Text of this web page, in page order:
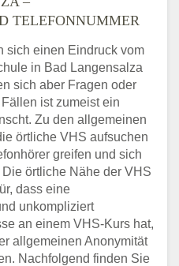
TELEFONNUMMER
sich einen Eindruck vom
in Bad Langensalza
sich aber Fragen oder
ist zumeist ein
Zu den allgemeinen
örtliche VHS aufsuchen
greifen und sich
örtliche Nähe der VHS
dass eine
unkompliziert
an einem VHS-Kurs hat,
allgemeinen Anonymität
Nachfolgend finden Sie